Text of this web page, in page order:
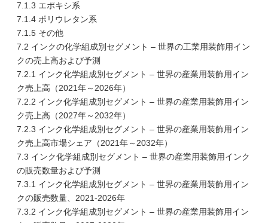
7.1.3 エポキシ系
7.1.4 ポリウレタン系
7.1.5 その他
7.2 インクの化学組成別セグメント – 世界の工業用装飾用イン
クの売上高および予測
7.2.1 インク化学組成別セグメント – 世界の産業用装飾用イン
ク売上高（2021年～2026年）
7.2.2 インク化学組成別セグメント – 世界の産業用装飾用イン
ク売上高（2027年～2032年）
7.2.3 インク化学組成別セグメント – 世界の産業用装飾用イン
ク売上高市場シェア（2021年～2032年）
7.3 インク化学組成別セグメント – 世界の産業用装飾用インク
の販売数量および予測
7.3.1 インク化学組成別セグメント – 世界の産業用装飾用イン
クの販売数量、2021-2026年
7.3.2 インク化学組成別セグメント – 世界の産業用装飾用イン